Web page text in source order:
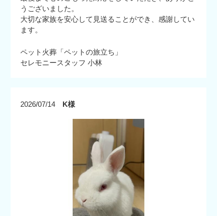
うございました。
大切な家族を安心して見送ることができ、感謝してい
ます。
ペット火葬「ペットの旅立ち」
セレモニースタッフ 小林
2026/07/14 K様